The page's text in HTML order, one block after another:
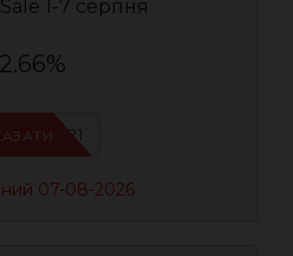
1-7 серпня
IFPYLM21
07-08-2026